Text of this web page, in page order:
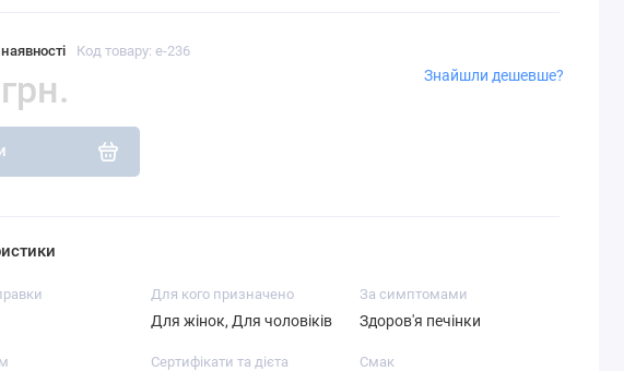
Код товару: e-236
Знайшли дешевше?
Для кого призначено
Для жінок, Для чоловіків
За симптомами
Здоров'я печінки
Сертифікати та дієта Смак